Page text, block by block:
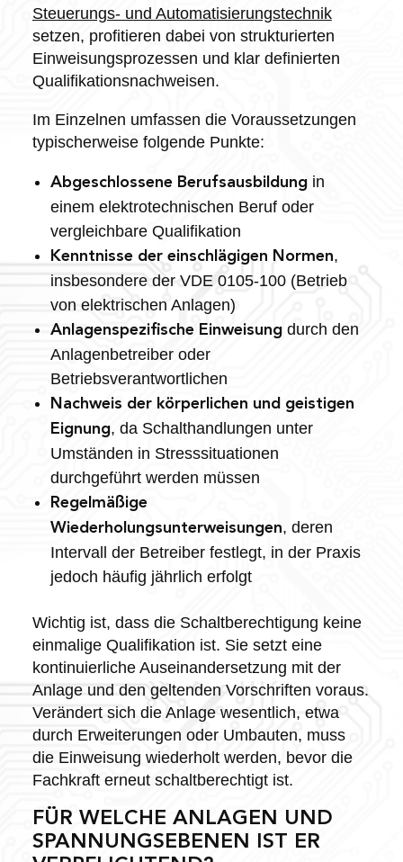
Steuerungs- und Automatisierungstechnik
setzen, profitieren dabei von strukturierten
Einweisungsprozessen und klar definierten
Qualifikationsnachweisen.
Im Einzelnen umfassen die Voraussetzungen
typischerweise folgende Punkte:
Abgeschlossene Berufsausbildungin
einem elektrotechnischen Beruf oder
vergleichbare Qualifikation
Kenntnisse der einschlägigen Normen,
insbesondere der VDE 0105-100 (Betrieb
von elektrischen Anlagen)
Anlagenspezifische Einweisungdurch den
Anlagenbetreiber oder
Betriebsverantwortlichen
Nachweis der körperlichen und geistigen
Eignung, da Schalthandlungen unter
Umständen in Stresssituationen
durchgeführt werden müssen
Regelmäßige
Wiederholungsunterweisungen, deren
Intervall der Betreiber festlegt, in der Praxis
jedoch häufig jährlich erfolgt
Wichtig ist, dass die Schaltberechtigung keine
einmalige Qualifikation ist. Sie setzt eine
kontinuierliche Auseinandersetzung mit der
Anlage und den geltenden Vorschriften voraus.
Verändert sich die Anlage wesentlich, etwa
durch Erweiterungen oder Umbauten, muss
die Einweisung wiederholt werden, bevor die
Fachkraft erneut schaltberechtigt ist.
FÜR WELCHE ANLAGEN UND
SPANNUNGSEBENEN IST ER